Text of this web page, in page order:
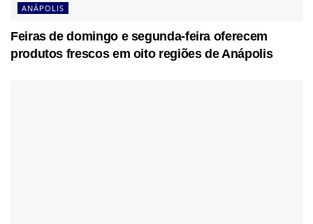
ANÁPOLIS
Feiras de domingo e segunda-feira oferecem
produtos frescos em oito regiões de Anápolis